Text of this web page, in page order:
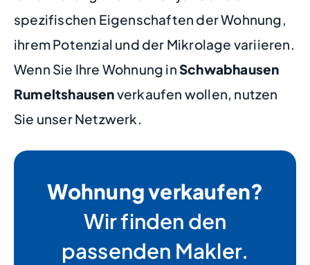
spezifischen Eigenschaften der Wohnung,
ihrem Potenzial und der Mikrolage variieren.
Wenn Sie Ihre Wohnung inSchwabhausen
Rumeltshausenverkaufen wollen, nutzen
Sie unser Netzwerk.
Wohnung verkaufen?
Wir finden den
passenden Makler.